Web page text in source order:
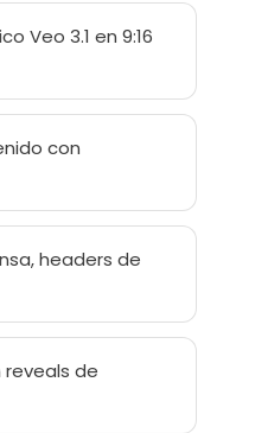
Veo 3.1 en 9:16
con
headers de
reveals de